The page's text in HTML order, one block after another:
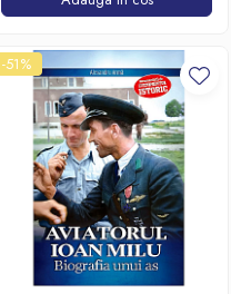
-51%